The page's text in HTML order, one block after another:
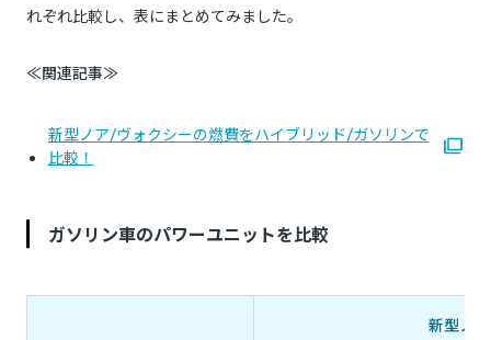
れぞれ比較し、表にまとめてみました。
≪関連記事≫
新型ノア/ヴォクシーの燃費をハイブリッド/ガソリンで
比較！
ガソリン車のパワーユニットを比較
新型ノ